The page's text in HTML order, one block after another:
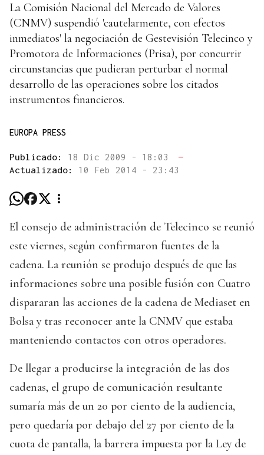
La Comisión Nacional del Mercado de Valores
(CNMV) suspendió 'cautelarmente, con efectos
inmediatos' la negociación de Gestevisión Telecinco y
Promotora de Informaciones (Prisa), por concurrir
circunstancias que pudieran perturbar el normal
desarrollo de las operaciones sobre los citados
instrumentos financieros.
EUROPA PRESS
Publicado: 18 Dic 2009 - 18:03
—
Actualizado: 10 Feb 2014 - 23:43
El consejo de administración de Telecinco se reunió
este viernes, según confirmaron fuentes de la
cadena. La reunión se produjo después de que las
informaciones sobre una posible fusión con Cuatro
dispararan las acciones de la cadena de Mediaset en
Bolsa y tras reconocer ante la CNMV que estaba
manteniendo contactos con otros operadores.
De llegar a producirse la integración de las dos
cadenas, el grupo de comunicación resultante
sumaría más de un 20 por ciento de la audiencia,
pero quedaría por debajo del 27 por ciento de la
cuota de pantalla, la barrera impuesta por la Ley de